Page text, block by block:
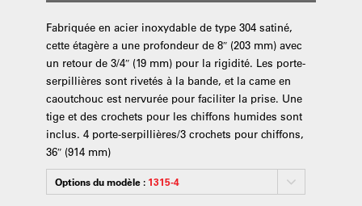
Fabriquée en acier inoxydable de type 304 satiné,
cette étagère a une profondeur de 8″ (203 mm) avec
un retour de 3/4″ (19 mm) pour la rigidité. Les porte-
serpillières sont rivetés à la bande, et la came en
caoutchouc est nervurée pour faciliter la prise. Une
tige et des crochets pour les chiffons humides sont
inclus. 4 porte-serpillières/3 crochets pour chiffons,
36″ (914 mm)
Options du modèle : 1315-4